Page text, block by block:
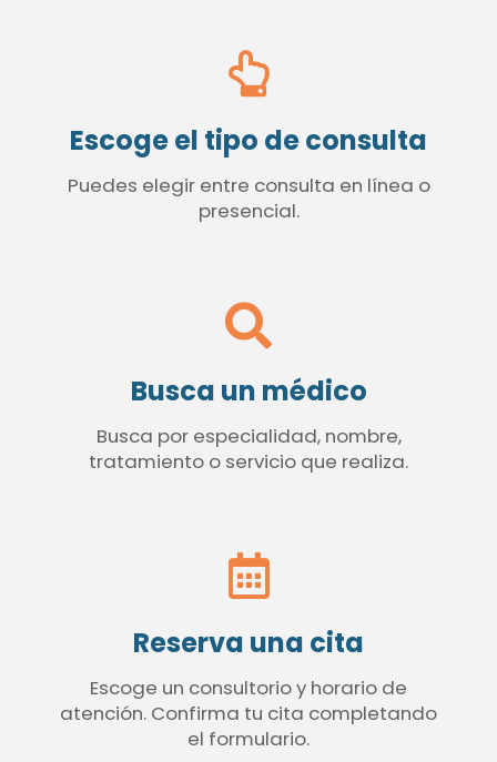
Escoge el tipo de consulta
Puedes elegir entre consulta en línea o
presencial.
Busca un médico
Busca por especialidad, nombre,
tratamiento o servicio que realiza.
Reserva una cita
Escoge un consultorio y horario de
atención. Confirma tu cita completando
el formulario.